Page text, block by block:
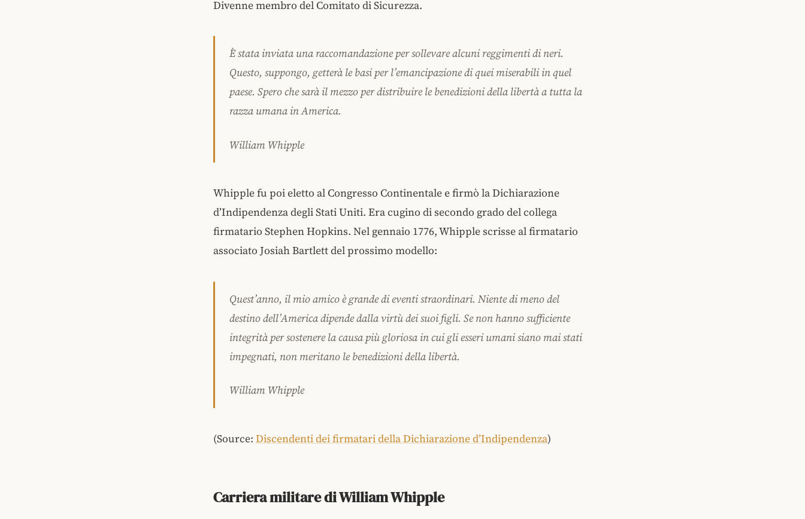
Divenne membro del Comitato di Sicurezza.
È stata inviata una raccomandazione per sollevare alcuni reggimenti di neri.
Questo, suppongo, getterà le basi per l’emancipazione di quei miserabili in quel
paese. Spero che sarà il mezzo per distribuire le benedizioni della libertà a tutta la
razza umana in America.
William Whipple
Whipple fu poi eletto al Congresso Continentale e firmò la Dichiarazione
d’Indipendenza degli Stati Uniti. Era cugino di secondo grado del collega
firmatario Stephen Hopkins. Nel gennaio 1776, Whipple scrisse al firmatario
associato Josiah Bartlett del prossimo modello:
Quest’anno, il mio amico è grande di eventi straordinari. Niente di meno del
destino dell’America dipende dalla virtù dei suoi figli. Se non hanno sufficiente
integrità per sostenere la causa più gloriosa in cui gli esseri umani siano mai stati
impegnati, non meritano le benedizioni della libertà.
William Whipple
(Source: Discendenti dei firmatari della Dichiarazione d’Indipendenza)
Carriera militare di William Whipple